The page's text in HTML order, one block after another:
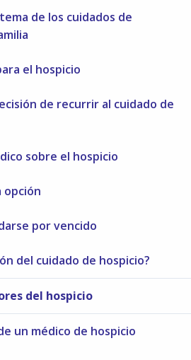
de los cuidados de
el hospicio
de recurrir al cuidado de
sobre el hospicio
opción
por vencido
del cuidado de hospicio?​​​​​​​
del hospicio
un médico de hospicio